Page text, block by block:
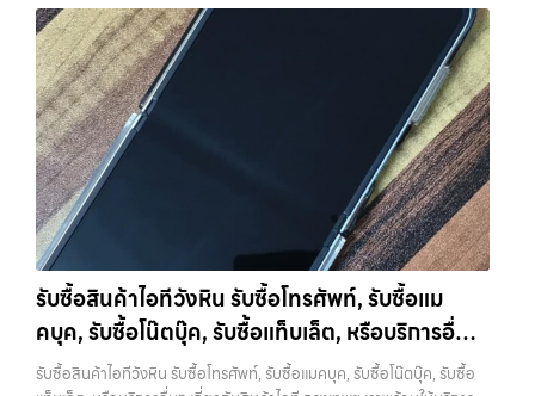
คิดว่าเรียบร้อย เพราะถ้าพลาดขึ้นมา จะไม่สามารถย้อนกลับไปแก้ไขได้อีก 2.
ออกจาก iCloud และ Apple ID ให้สมบูรณ์ ขั้นตอนนี้ถือว่าสำคัญที่สุดใน
การขาย iPhone หากยังมี Apple ID อยู่ในเครื่อง จะทำให้เกิดสิ่งที่เรียกว่า
Activation Lock ซึ่งทำให้ไม่สามารถใช้งานเครื่องต่อได้ ในมุมของร้านรับ
ซื้อ เครื่องที่ติด iCloud มีความเสี่ยงสูง เพราะไม่สามารถนำไปขายต่อได้
ทันที บางร้านอาจไม่รับซื้อเลย หรือถ้ารับก็จะกดราคาลงอย่างมาก การออก
จาก iCloud ทำได้ไม่ยาก เพียงเข้าไปที่การตั้งค่า กดชื่อบัญชีของตัวเอง
แล้วเลือกออกจากระบบ จากนั้นใส่รหัสผ่านเพื่อยืนยัน หลังจากออกแล้ว
ควรตรวจสอบอีกครั้งว่าหน้า Settings ไม่มีชื่อบัญชีของคุณเหลืออยู่ เพื่อ
ให้มั่นใจว่าเครื่องพร้อมสำหรับผู้ใช้งานใหม่จริงๆ 3. รีเซ็ตเครื่องให้เหมือน
เครื่องใหม่ เมื่อสำรองข้อมูลและออกจาก iCloud เรียบร้อยแล้ว ขั้นตอนต่อ
ไปคือการรีเซ็ตเครื่องให้เป็นค่าเริ่มต้นจากโรงงาน การรีเซ็ตจะช่วยลบข้อมูล
ทั้งหมดออกจากเครื่อง ทำให้เครื่องอยู่ในสภาพเหมือนใหม่ ซึ่งเป็นสิ่งที่ผู้ซื้อ
หรือร้านต้องการมากที่สุด เพราะสามารถนำไปใช้งานต่อได้ทันที ขั้นตอนนี้ยัง
ช่วยสร้างความมั่นใจให้กับผู้รับซื้อว่าไม่มีข้อมูลส่วนตัวหลงเหลืออยู่ ลด
ความกังวลในเรื่องความปลอดภัย ควรระวังว่าการรีเซ็ตควรทำหลังจาก
ราคาในตลาดมือสอง เรายังมีบริการที่รวดเร็ว และจ่ายเงินสดทันที ไม่มีค่า
ธรรมเนียมซ่อนเร้นค่ะ ทำไมต้องขายไอโฟนกับเรา?
รับซื้อทุกรุ่น ทุกสภาพ
- ไม่ว่าจะเป็นเครื่องใหม่ เครื่องใช้งาน หรือเครื่องที่มีตำหนิเล็กน้อย เรารับซื้อ
หมด
ราคายุติธรรม - ประเมินราคาตามสภาพเครื่องจริง ให้ราคาสูงถึง
70% ของราคาตลาดมือสอง
รวดเร็วทันใจ - ประเมินและจ่ายเงินทันที ไม่
ต้องรอนาน
ปลอดภัย 100% - มีหน้าร้านจริง บริการโปร่งใส ตรวจสอบ
ได้
รับซื้อถึงที่ - มีบริการรับซื้อถึงบ้านในกรุงเทพและปริมณฑลเช็กราคา
รับซื้อ iPhone แต่ละรุ่นมาดูกันว่าแต่ละรุ่นเรารับซื้อในราคาเท่าไหร่บ้าง
(ราคาอัพเดทล่าสุดเดือนพฤศจิกายน 2024)
iPhone 11 (ปี
2019)iPhone 11 เป็นรุ่นที่ได้รับความนิยมมากในตอนที่เปิดตัว มาพร้อม
กล้องคู่ ชิป A13 Bionic และหน้าจอ Liquid Retina ขนาด 6.1 นิ้ว แม้จะ
เป็นรุ่นที่ออกมาได้สักระยะแล้ว แต่ก็ยังใช้งานได้ดีและรองรับ iOS เวอร์ชัน
ล่าสุดราคารับซื้อ iPhone 11:iPhone 11 64GB รับซื้อได้ที่ 7,000 บาท
ราคาตลาดมือสอง: 10,000 บาทiPhone 11 128GB รับซื้อได้ที่ 8,400
บาทราคาตลาดมือสอง: 12,000 บาทiPhone 11 256GB รับซื้อได้ที่ 9,100
บาทราคาตลาดมือสอง: 13,000 บาท
iPhone 11 Pro / Pro Max (ปี
รับซื้อสินค้าไอทีวังหิน รับซื้อโทรศัพท์, รับซื้อแม
คบุค, รับซื้อโน๊ตบุ๊ค, รับซื้อแท็บเล็ต, หรือบริการอื่นๆ
เกี่ยวกับสินค้าไอที กรุงเทพฯ เราพร้อมให้บริการครบ
รับซื้อสินค้าไอทีวังหิน รับซื้อโทรศัพท์, รับซื้อแมคบุค, รับซื้อโน๊ตบุ๊ค, รับซื้อ